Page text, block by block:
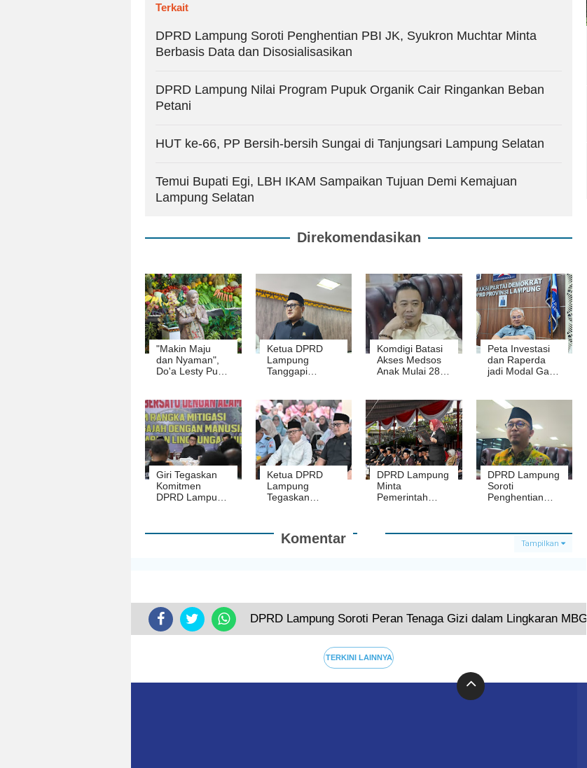
Terkait
DPRD Lampung Soroti Penghentian PBI JK, Syukron Muchtar Minta
Berbasis Data dan Disosialisasikan
DPRD Lampung Nilai Program Pupuk Organik Cair Ringankan Beban
Petani
HUT ke-66, PP Bersih-bersih Sungai di Tanjungsari Lampung Selatan
Temui Bupati Egi, LBH IKAM Sampaikan Tujuan Demi Kemajuan
Lampung Selatan
Direkomendasikan
"Makin Maju
dan Nyaman",
Do'a Lesty Putri
Berusia 62
Tahun
Ketua DPRD
Lampung
Tanggapi
Hemat Energi
Komdigi Batasi
Akses Medsos
Anak Mulai 28
Minta
Pengawasan
Orang Tua
Diperketat
Peta Investasi
dan Raperda
jadi Modal Gaet
dengan
Kepastian
Giri Tegaskan
Komitmen
DPRD Lampung
Lingkungan dan
Ketua DPRD
Lampung
Tegaskan
Warga saat
Safari
DPRD Lampung
Minta
Pemerintah
yang Pakai
DPRD Lampung
Soroti
Penghentian
Berbasis Data
Komentar Tampilkan
DPRD Lampung Soroti Peran Tenaga Gizi dalam Lingkaran MBG
Terkini
TERKINI LAINNYA